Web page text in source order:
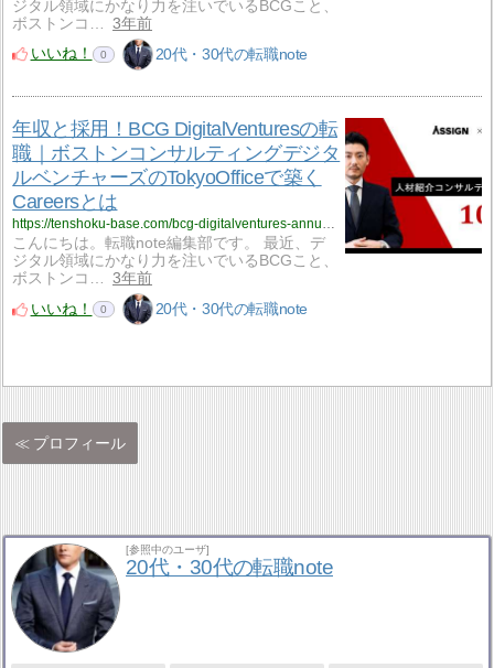
ジタル領域にかなり力を注いでいるBCGこと、
ボストンコ…
3年前
いいね！
0 20代・30代の転職note
年収と採用！BCG DigitalVenturesの転
職｜ボストンコンサルティングデジタ
ルベンチャーズのTokyoOfficeで築く
Careersとは
こんにちは。転職note編集部です。 最近、デ
ジタル領域にかなり力を注いでいるBCGこと、
ボストンコ…
3年前
いいね！
0 20代・30代の転職note
プロフィール
[参照中のユーザ]
20代・30代の転職note